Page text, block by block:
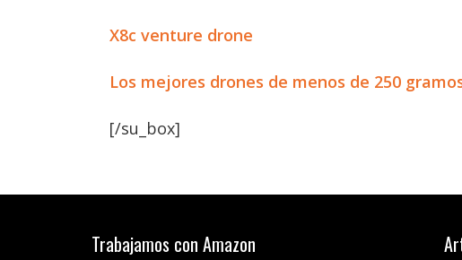
X8c venture drone
Los mejores drones de menos de 250
[/su_box]
Trabajamos con Amazon